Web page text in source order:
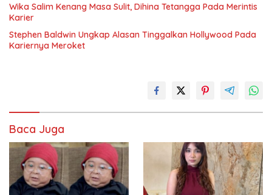
Wika Salim Kenang Masa Sulit, Dihina Tetangga Pada Merintis
Karier
Stephen Baldwin Ungkap Alasan Tinggalkan Hollywood Pada
Kariernya Meroket
Baca Juga